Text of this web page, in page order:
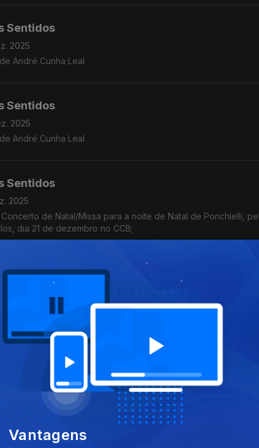
Sentidos
2025
André Cunha Leal
Sentidos
2025
André Cunha Leal
Sentidos
2025
Concerto de Natal/Missa para a noite de Natal de Ponchielli,
dia 21 de dezembro no CCB;
Sentidos
de Natal da Jovem Orquestra Portuguesa, Miguel Azguime: Concerto de Natal, Orquestra
Lisboa
Sentidos
2025
André Cunha Leal
Sentidos
Vantagens